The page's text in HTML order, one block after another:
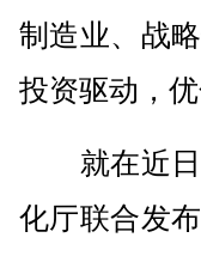
制造业、战
投资驱动，
就在近日
化厅联合发